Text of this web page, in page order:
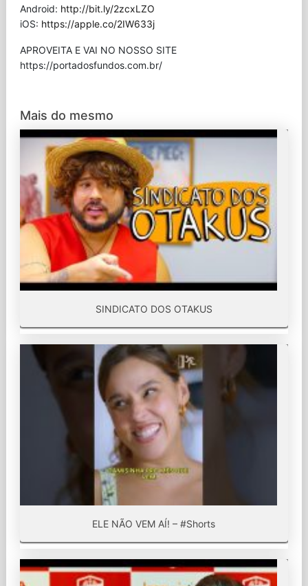
Android: http://bit.ly/2zcxLZO
iOS: https://apple.co/2IW633j
APROVEITA E VAI NO NOSSO SITE
⁠https://portadosfundos.com.br/
Mais do mesmo
SINDICATO DOS OTAKUS
ELE NÃO VEM AÍ! – #Shorts